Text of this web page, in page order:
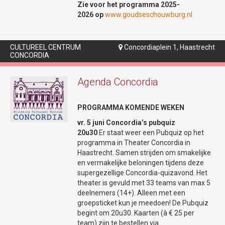
Facebookpagina
Max van den Burg |
Maxikozi (Try-out)
Max van den Burg brengt hilarisch
Laatste kaarten
+€1,50 servicekosten
Max is terug – en dit keer wordt het nóg
gezelliger! In zijn gloednieuwe theatershow
brengt Max een (imitatie)bont gezelschap
tot leven, vol hilarische types en
meesterlijke imitaties. Verwacht een
bruisende mix van comedy, muziek en
dans in een wereld waarin niets is wat het
22u30.
Jazz, blues, rock...van alles komt er voorbij.
https://www.instagram.com/
Zie voor het programma 2025-
2026 op www.goudseschouwburg.nl
CULTUREEL CENTRUM
CONCORDIA
 Concordiaplein 1, Haastrecht
Agenda Concordia
PROGRAMMA KOMENDE WEKEN
vr. 5 juni Concordia’s pubquiz
20u30 Er staat weer een Pubquiz op het
programma in Theater Concordia in
Haastrecht. Samen strijden om smakelijke
en vermakelijke beloningen tijdens deze
supergezellige Concordia-quizavond. Het
theater is gevuld met 33 teams van max 5
deelnemers (14+). Alleen met een
groepsticket kun je meedoen! De Pubquiz
begint om 20u30. Kaarten (à € 25 per
team) zijn te bestellen via